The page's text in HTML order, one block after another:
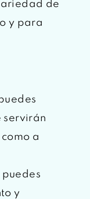
de
y para
servirán
a
y